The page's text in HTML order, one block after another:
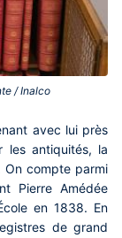
/ Inalco‎
avec lui près
les antiquités, la
On compte parmi
Pierre Amédée
en 1838. En
de grand